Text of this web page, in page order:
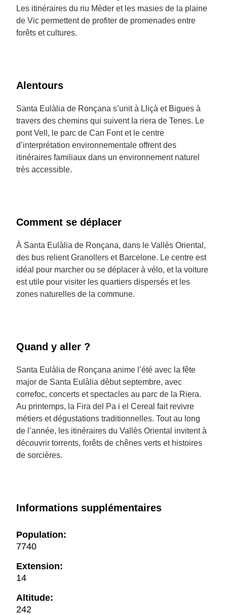
Les itinéraires du riu Mèder et les masies de la plaine
de Vic permettent de profiter de promenades entre
forêts et cultures.
Alentours
Santa Eulàlia de Ronçana s’unit à Lliçà et Bigues à
travers des chemins qui suivent la riera de Tenes. Le
pont Vell, le parc de Can Font et le centre
d’interprétation environnementale offrent des
itinéraires familiaux dans un environnement naturel
très accessible.
Comment se déplacer
À Santa Eulàlia de Ronçana, dans le Vallès Oriental,
des bus relient Granollers et Barcelone. Le centre est
idéal pour marcher ou se déplacer à vélo, et la voiture
est utile pour visiter les quartiers dispersés et les
zones naturelles de la commune.
Quand y aller ?
Santa Eulàlia de Ronçana anime l’été avec la fête
major de Santa Eulàlia début septembre, avec
correfoc, concerts et spectacles au parc de la Riera.
Au printemps, la Fira del Pa i el Cereal fait revivre
métiers et dégustations traditionnelles. Tout au long
de l’année, les itinéraires du Vallès Oriental invitent à
découvrir torrents, forêts de chênes verts et histoires
de sorcières.
Informations supplémentaires
Population:
7740
Extension:
14
Altitude:
242